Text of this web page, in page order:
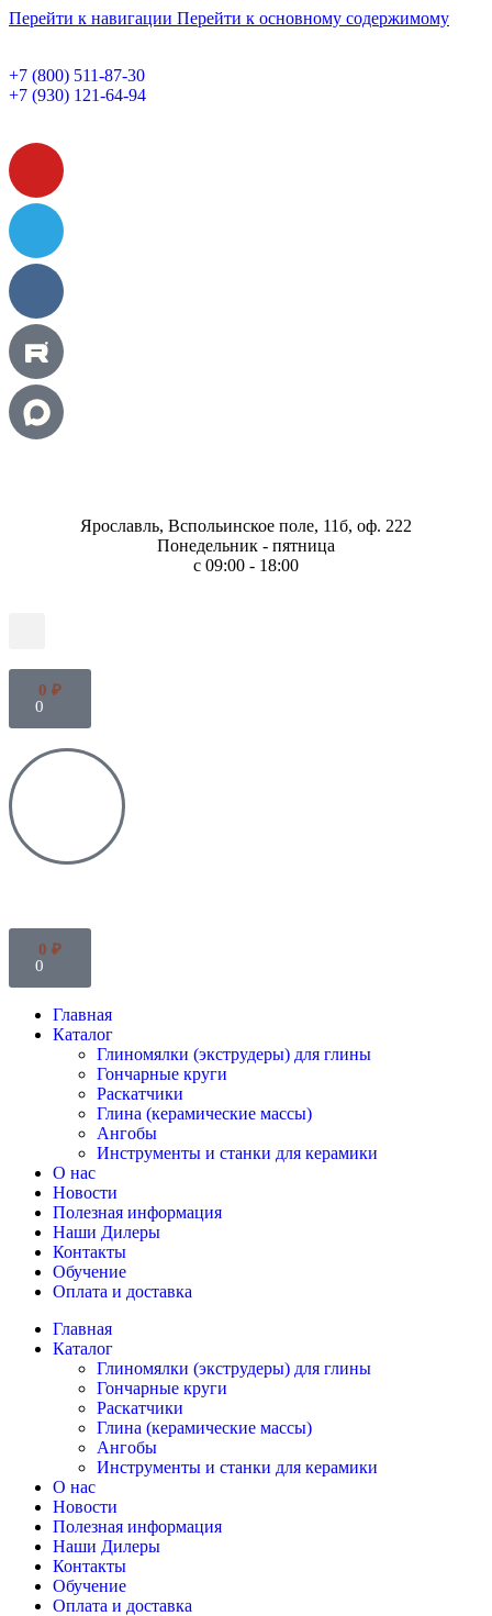
Перейти к навигации Перейти к основному содержимому
+7 (800) 511-87-30
+7 (930) 121-64-94
Ярославль, Вспольинское поле, 11б, оф. 222
Понедельник - пятница
с 09:00 - 18:00
0 ₽
0
0 ₽
0
Главная
Каталог
Глиномялки (экструдеры) для глины
Гончарные круги
Раскатчики
Глина (керамические массы)
Ангобы
Инструменты и станки для керамики
О нас
Новости
Полезная информация
Наши Дилеры
Контакты
Обучение
Оплата и доставка
Главная
Каталог
Глиномялки (экструдеры) для глины
Гончарные круги
Раскатчики
Глина (керамические массы)
Ангобы
Инструменты и станки для керамики
О нас
Новости
Полезная информация
Наши Дилеры
Контакты
Обучение
Оплата и доставка